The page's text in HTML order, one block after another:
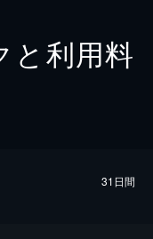
と利用料
31日間